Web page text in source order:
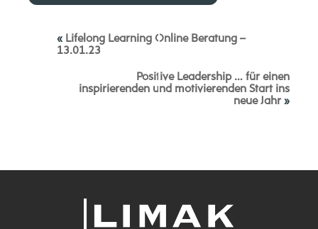
« Lifelong Learning Online Beratung –
13.01.23
Positive Leadership … für einen
inspirierenden und motivierenden Start ins
neue Jahr»